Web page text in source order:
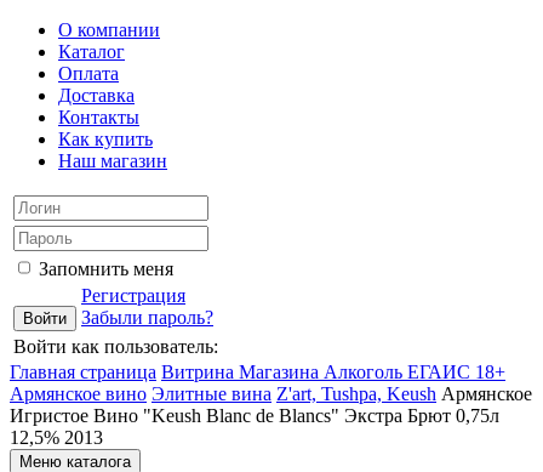
О компании
Каталог
Оплата
Доставка
Контакты
Как купить
Наш магазин
Запомнить меня
Регистрация
Забыли пароль?
Войти как пользователь:
Главная страница Витрина Магазина Алкоголь ЕГАИС 18+
Армянское вино Элитные вина Z'art, Tushpa, Keush Армянское
Игристое Вино "Keush Blanc de Blancs" Экстра Брют 0,75л
12,5% 2013
Меню каталога